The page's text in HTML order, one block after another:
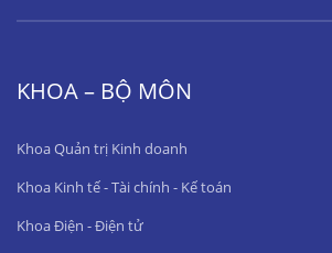
KHOA – BỘ MÔN
Khoa Quản trị Kinh doanh
Khoa Kinh tế - Tài chính - Kế toán
Khoa Điện - Điện tử